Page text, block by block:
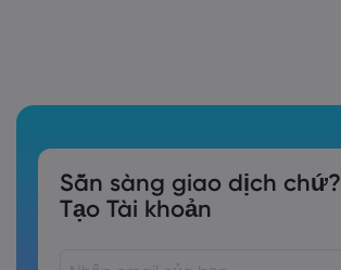
Sẵn sàng giao dịch chứ?
Tạo Tài khoản